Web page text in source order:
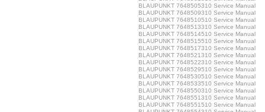
BLAUPUNKT 7648505310 Service Manual
BLAUPUNKT 7648509310 Service Manual
BLAUPUNKT 7648510510 Service Manual
BLAUPUNKT 7648513310 Service Manual
BLAUPUNKT 7648514510 Service Manual
BLAUPUNKT 7648515510 Service Manual
BLAUPUNKT 7648517310 Service Manual
BLAUPUNKT 7648521310 Service Manual
BLAUPUNKT 7648522310 Service Manual
BLAUPUNKT 7648529510 Service Manual
BLAUPUNKT 7648530510 Service Manual
BLAUPUNKT 7648533510 Service Manual
BLAUPUNKT 7648550310 Service Manual
BLAUPUNKT 7648551310 Service Manual
BLAUPUNKT 7648551510 Service Manual